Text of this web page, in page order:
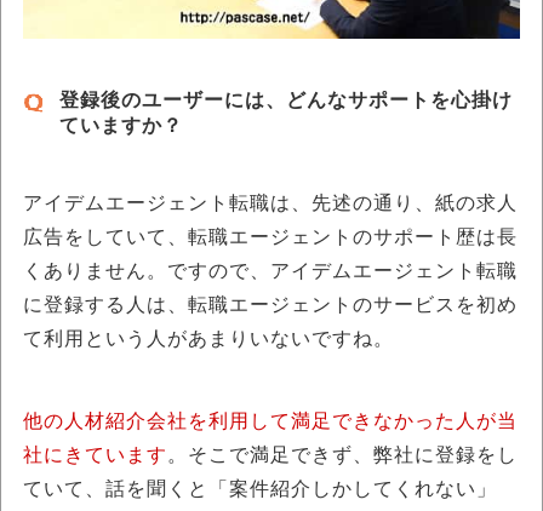
登録後のユーザーには、どんなサポートを心掛け
ていますか？
アイデムエージェント転職は、先述の通り、紙の求人
広告をしていて、転職エージェントのサポート歴は長
くありません。ですので、アイデムエージェント転職
に登録する人は、転職エージェントのサービスを初め
て利用という人があまりいないですね。
他の人材紹介会社を利用して満足できなかった人が当
社にきています 。そこで満足できず、弊社に登録をし
ていて、話を聞くと「案件紹介しかしてくれない」